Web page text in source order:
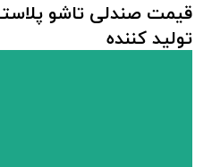
قیمت صندلی تاشو
تولید کننده